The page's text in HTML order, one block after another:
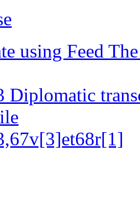
using Feed
Diplomatic